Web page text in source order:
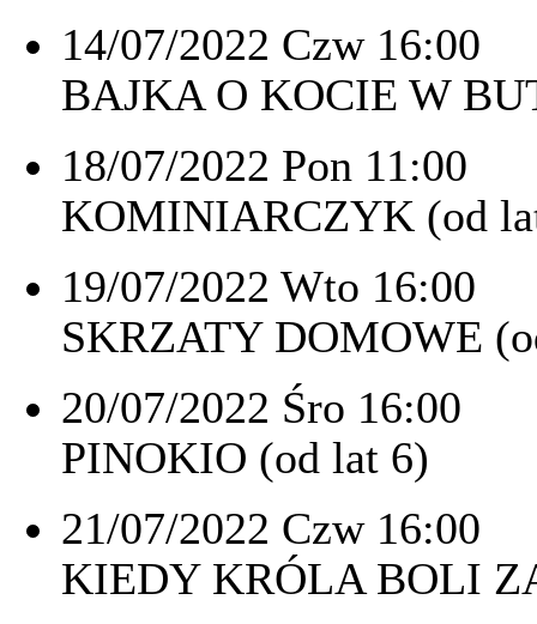
14/07/2022 Czw 16:00
BAJKA O KOCIE W
18/07/2022 Pon 11:00
KOMINIARCZYK (od
19/07/2022 Wto 16:00
SKRZATY DOMOWE
20/07/2022 Śro 16:00
PINOKIO (od lat 6)
21/07/2022 Czw 16:00
KIEDY KRÓLA BOLI